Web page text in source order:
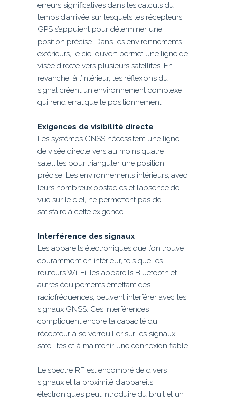
erreurs significatives dans les calculs du
temps d’arrivée sur lesquels les récepteurs
GPS s’appuient pour déterminer une
position précise. Dans les environnements
extérieurs, le ciel ouvert permet une ligne de
visée directe vers plusieurs satellites. En
revanche, à l’intérieur, les réflexions du
signal créent un environnement complexe
qui rend erratique le positionnement.
Exigences de visibilité directe
Les systèmes GNSS nécessitent une ligne
de visée directe vers au moins quatre
satellites pour trianguler une position
précise. Les environnements intérieurs, avec
leurs nombreux obstacles et l’absence de
vue sur le ciel, ne permettent pas de
satisfaire à cette exigence.
Interférence des signaux
Les appareils électroniques que l’on trouve
couramment en intérieur, tels que les
routeurs Wi-Fi, les appareils Bluetooth et
autres équipements émettant des
radiofréquences, peuvent interférer avec les
signaux GNSS. Ces interférences
compliquent encore la capacité du
récepteur à se verrouiller sur les signaux
satellites et à maintenir une connexion fiable.
Le spectre RF est encombré de divers
signaux et la proximité d’appareils
électroniques peut introduire du bruit et un